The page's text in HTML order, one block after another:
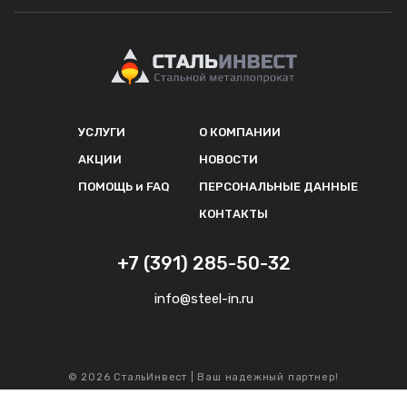
УСЛУГИ
АКЦИИ
ПОМОЩЬ и FAQ
О КОМПАНИИ
НОВОСТИ
ПЕРСОНАЛЬНЫЕ ДАННЫЕ
КОНТАКТЫ
+7 (391) 285-50-32
info@steel-in.ru
© 2026 СтальИнвест | Ваш надежный партнер!